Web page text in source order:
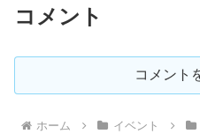
コメント
コメント
ホーム イベント